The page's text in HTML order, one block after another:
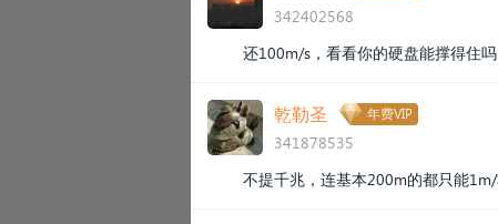
342402568
还100m/s，看看你的硬盘能撑得住吗
乾勒圣 年费VIP
341878535
不提千兆，连基本200m的都只能